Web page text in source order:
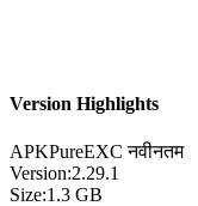
Version Highlights
APKPureEXC नवीनतम
Version:2.29.1
Size:1.3 GB